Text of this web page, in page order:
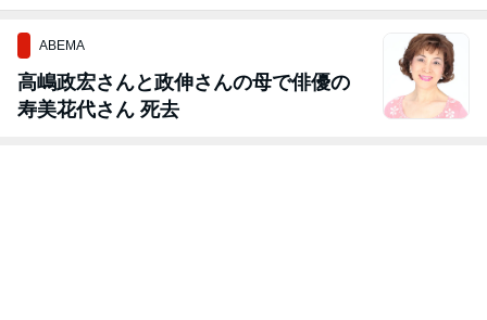
ABEMA
高嶋政宏さんと政伸さんの母で俳優の
寿美花代さん 死去